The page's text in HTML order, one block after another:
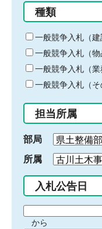
る
キ
ー
ワ
ー
ド
入
力
種類
一般競争入札（建
一般競争入札（物
一般競争入札（業
一般競争入札（そ
担当所属
部局
所属
入札公告日
間から